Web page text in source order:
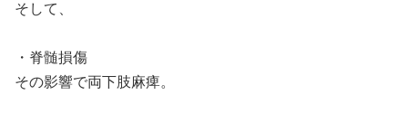
そして、
・脊髄損傷
その影響で両下肢麻痺。